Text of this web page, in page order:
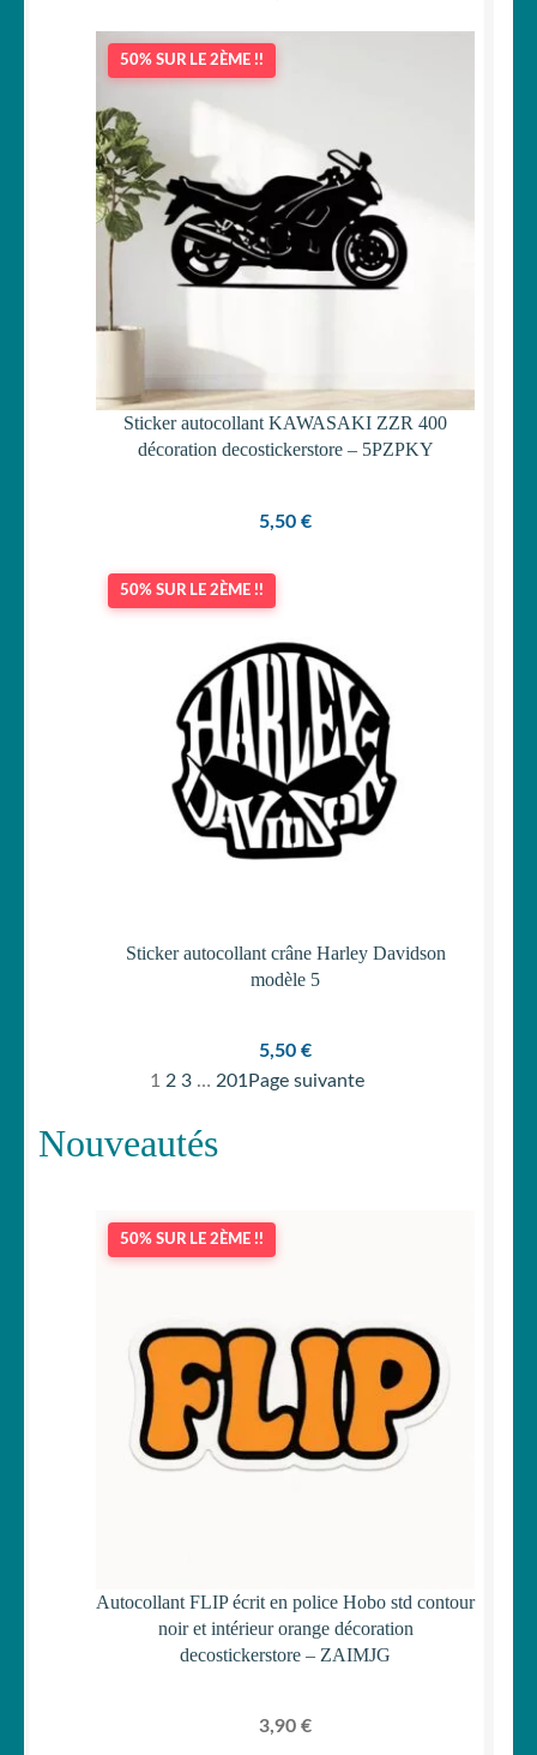
50% SUR LE 2ÈME !!
Sticker autocollant KAWASAKI ZZR 400
décoration decostickerstore – 5PZPKY
5,50 €
50% SUR LE 2ÈME !!
Sticker autocollant crâne Harley Davidson
modèle 5
5,50 €
1 2 3 … 201 Page suivante
Nouveautés
50% SUR LE 2ÈME !!
Autocollant FLIP écrit en police Hobo std contour
noir et intérieur orange décoration
decostickerstore – ZAIMJG
3,90 €